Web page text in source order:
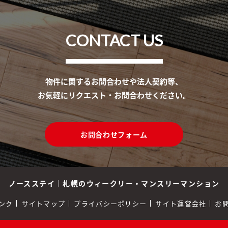
CONTACT US
物件に関するお問合わせや法人契約等、
お気軽にリクエスト・お問合わせください。
お問合わせフォーム
ノースステイ ｜札幌のウィークリー・マンスリーマンション
ク サイトマップ プライバシーポリシー サイト運営会社 お